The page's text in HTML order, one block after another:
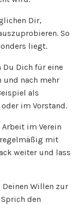
Dir,
So
liegt.
Du Dich für eine
und nach mehr
als
im Vorstand.
im Verein
mit
weiter und lass
Willen zur
den